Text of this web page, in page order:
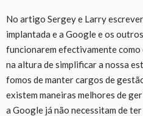
No artigo Sergey e Larry
implantada e a Google e os
funcionarem efectivamente como
na altura de simplificar a nossa
fomos de manter cargos de
existem maneiras melhores de
a Google já não necessitam de